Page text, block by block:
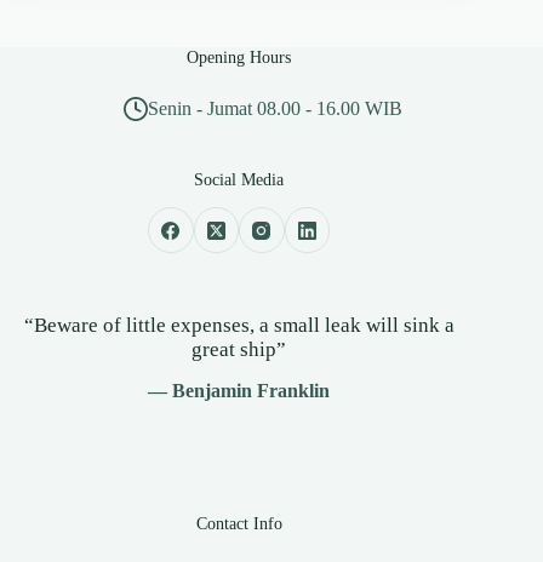
Opening Hours
Senin - Jumat 08.00 - 16.00 WIB
Social Media
“Beware of little expenses, a small leak will sink a
great ship”
— Benjamin Franklin
Contact Info